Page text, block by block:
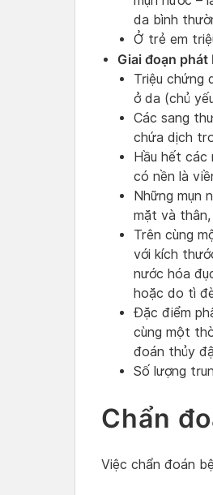
da bình
Ở trẻ em
Giai đoạn phát
Triệu chứng
ở da (chủ
Các sang
chứa dịch
Hầu hết các
có nền là
Những mụn
mặt và thân,
Trên cùng
với kích
nước hóa
hoặc do tì
Đặc điểm
cùng một
đoán thủy
Số lượng
Chẩn
Việc chẩn đoán